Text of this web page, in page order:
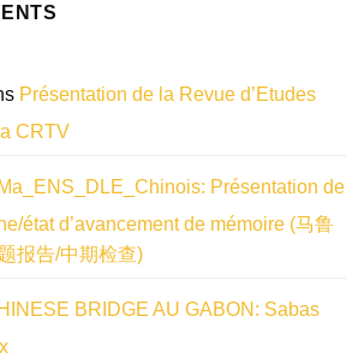
Présentation de la Revue d’Etudes
CRTV
Présentation de
état d’avancement de mémoire (马鲁
报告/中期检查)
BRIDGE AU GABON: Sabas